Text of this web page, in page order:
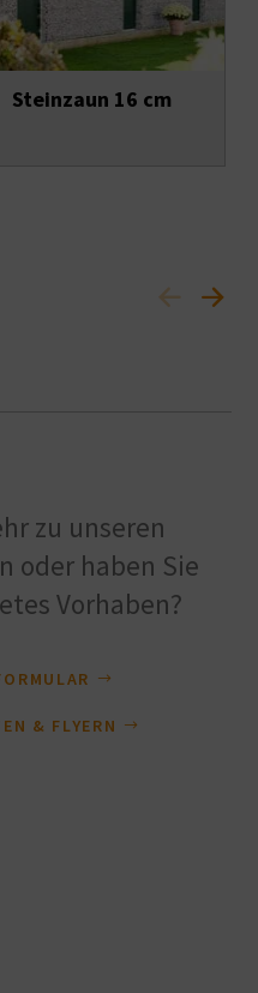
Steinzaun 16 cm
zu unseren
oder haben Sie
Vorhaben?
& FLYERN